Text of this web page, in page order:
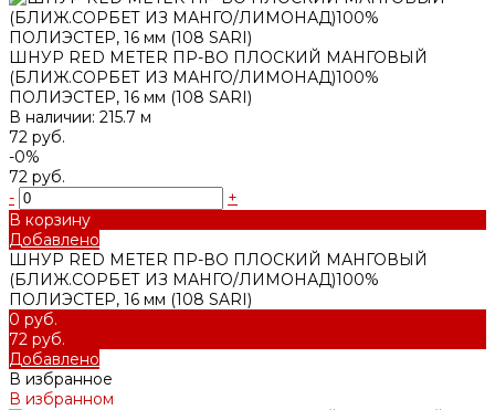
ШНУР RED METER ПР-ВО ПЛОСКИЙ МАНГОВЫЙ
(БЛИЖ.СОРБЕТ ИЗ МАНГО/ЛИМОНАД)100%
ПОЛИЭСТЕР, 16 мм (108 SARI)
В наличии: 215.7 м
72 руб.
-0%
72 руб.
-
+
В корзину
Добавлено
ШНУР RED METER ПР-ВО ПЛОСКИЙ МАНГОВЫЙ
(БЛИЖ.СОРБЕТ ИЗ МАНГО/ЛИМОНАД)100%
ПОЛИЭСТЕР, 16 мм (108 SARI)
0 руб.
72 руб.
Добавлено
В избранное
В избранном